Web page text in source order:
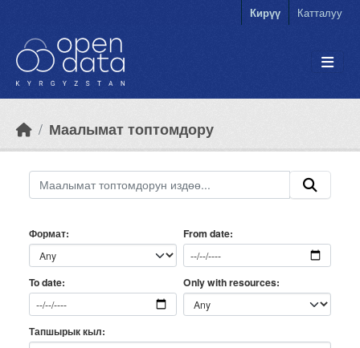
Кирүү Катталуу
Маалымат топтомдору
Формат From date
To date Only with resources
Тапшырык кыл